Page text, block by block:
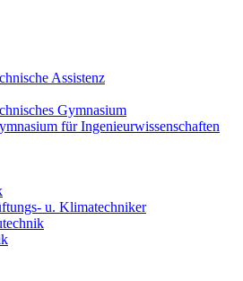
Assistenz
Gymnasium
für Ingenieurwissenschaften
u. Klimatechniker